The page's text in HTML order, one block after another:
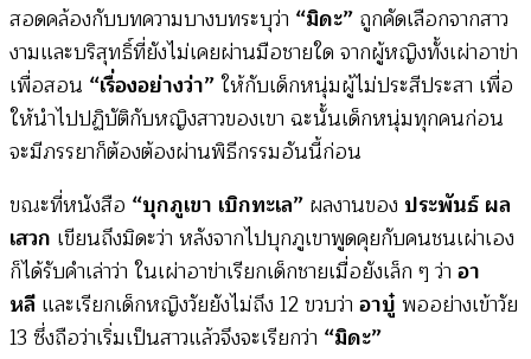
สอดคล้องกับบทความบางบทระบุว่า “มิดะ” ถูกคัดเลือกจากสาว
งามและบริสุทธิ์ที่ยังไม่เคยผ่านมือชายใด จากผู้หญิงทั้งเผ่าอาข่า
เพื่อสอน “เรื่องอย่างว่า”ให้กับเด็กหนุ่มผู้ไม่ประสีประสา เพื่อ
ให้นำไปปฏิบัติกับหญิงสาวของเขา ฉะนั้นเด็กหนุ่มทุกคนก่อน
จะมีภรรยาก็ต้องต้องผ่านพิธีกรรมอันนี้ก่อน
ขณะที่หนังสือ “บุกภูเขา เบิกทะเล” ผลงานของ ประพันธ์ ผล
เสวก เขียนถึงมิดะว่า หลังจากไปบุกภูเขาพูดคุยกับคนชนเผ่าเอง
ก็ได้รับคำเล่าว่า ในเผ่าอาข่าเรียกเด็กชายเมื่อยังเล็ก ๆ ว่า อา
หลี และเรียกเด็กหญิงวัยยังไม่ถึง 12 ขวบว่า อาบู๋ พออย่างเข้าวัย
13 ซึ่งถือว่าเริ่มเป็นสาวแล้วจึงจะเรียกว่า “มิดะ”